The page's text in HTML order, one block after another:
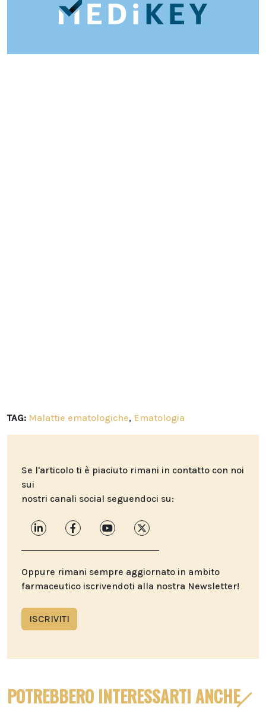
TAG: Malattie ematologiche, Ematologia
Se l'articolo ti è piaciuto rimani in contatto con noi
sui
nostri canali social seguendoci su:
Oppure rimani sempre aggiornato in ambito
farmaceutico iscrivendoti alla nostra Newsletter!
ISCRIVITI
POTREBBERO INTERESSARTI ANCHE